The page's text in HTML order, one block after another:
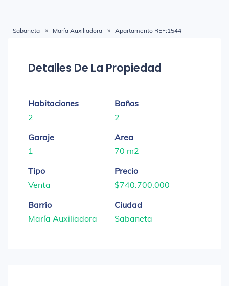
Sabaneta María Auxiliadora Apartamento REF:1544
Detalles De La Propiedad
Habitaciones
2
Baños
2
Garaje
1
Area
70 m2
Tipo
Venta
Precio
$740.700.000
Barrio
María Auxiliadora
Ciudad
Sabaneta